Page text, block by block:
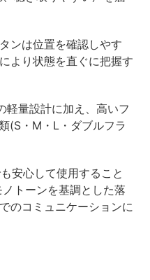
ンは位置を確認しやす
より状態を直ぐに把握す
軽量設計に加え、高いフ
(S・M・L・ダブルフラ
安心して使用すること
トーンを基調とした落
のコミュニケーションに